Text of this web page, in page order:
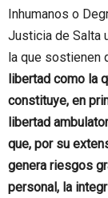
Inhumanos o
Justicia de Salta
la que sostienen
libertad como la
constituye, en
libertad
que, por su
genera riesgos
personal, la